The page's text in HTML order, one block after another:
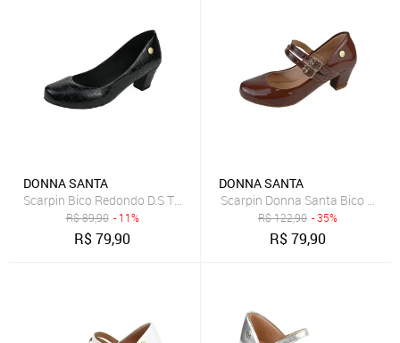
DONNA SANTA
Scarpin Bico Redondo D.S Tamanhos Especiais Croco Preto
R$89,90 - 11%
R$79,90
DONNA SANTA
Scarpin Donna Santa Bico
R$122,90 - 35%
R$79,90